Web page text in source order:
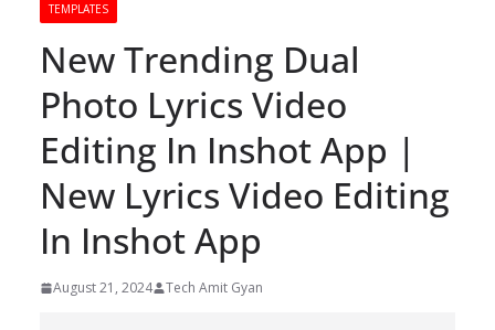
TEMPLATES
New Trending Dual
Photo Lyrics Video
Editing In Inshot App |
New Lyrics Video Editing
In Inshot App
August 21, 2024 Tech Amit Gyan